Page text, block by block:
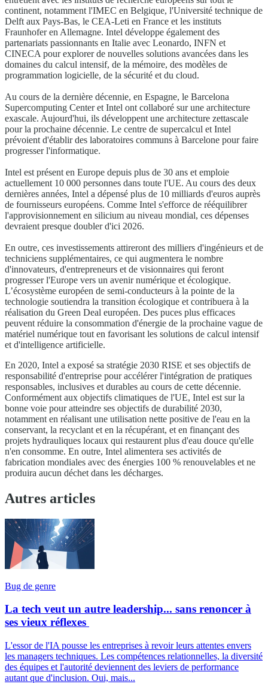
continent, notamment l'IMEC en Belgique, l'Université technique de
Delft aux Pays-Bas, le CEA-Leti en France et les instituts
Fraunhofer en Allemagne. Intel développe également des
partenariats passionnants en Italie avec Leonardo, INFN et
CINECA pour explorer de nouvelles solutions avancées dans les
domaines du calcul intensif, de la mémoire, des modèles de
programmation logicielle, de la sécurité et du cloud.
Au cours de la dernière décennie, en Espagne, le Barcelona
Supercomputing Center et Intel ont collaboré sur une architecture
exascale. Aujourd'hui, ils développent une architecture zettascale
pour la prochaine décennie. Le centre de supercalcul et Intel
prévoient d'établir des laboratoires communs à Barcelone pour faire
progresser l'informatique.
Intel est présent en Europe depuis plus de 30 ans et emploie
actuellement 10 000 personnes dans toute l'UE. Au cours des deux
dernières années, Intel a dépensé plus de 10 milliards d'euros auprès
de fournisseurs européens. Comme Intel s'efforce de rééquilibrer
l'approvisionnement en silicium au niveau mondial, ces dépenses
devraient presque doubler d'ici 2026.
En outre, ces investissements attireront des milliers d'ingénieurs et de
techniciens supplémentaires, ce qui augmentera le nombre
d'innovateurs, d'entrepreneurs et de visionnaires qui feront
progresser l'Europe vers un avenir numérique et écologique.
L’écosystème européen de semi-conducteurs à la pointe de la
technologie soutiendra la transition écologique et contribuera à la
réalisation du Green Deal européen. Des puces plus efficaces
peuvent réduire la consommation d'énergie de la prochaine vague de
matériel numérique tout en favorisant les solutions de calcul intensif
et d'intelligence artificielle.
En 2020, Intel a exposé sa stratégie 2030 RISE et ses objectifs de
responsabilité d'entreprise pour accélérer l'intégration de pratiques
responsables, inclusives et durables au cours de cette décennie.
Conformément aux objectifs climatiques de l'UE, Intel est sur la
bonne voie pour atteindre ses objectifs de durabilité 2030,
notamment en réalisant une utilisation nette positive de l'eau en la
conservant, la recyclant et en la récupérant, et en finançant des
projets hydrauliques locaux qui restaurent plus d'eau douce qu'elle
n'en consomme. En outre, Intel alimentera ses activités de
fabrication mondiales avec des énergies 100 % renouvelables et ne
produira aucun déchet dans les décharges.
Autres articles
Bug de genre
La tech veut un autre leadership... sans renoncer à
ses vieux réflexes
L'essor de l'IA pousse les entreprises à revoir leurs attentes envers
les managers techniques. Les compétences relationnelles, la diversité
des équipes et l'autorité deviennent des leviers de performance
autant que d'inclusion. Oui, mais...